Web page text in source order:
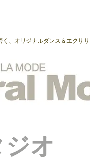
、オリジナルダンス＆エクサ
オ